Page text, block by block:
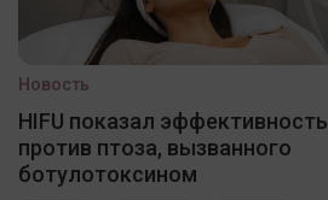
Новость
HIFU показал эффективность
против птоза, вызванного
ботулотоксином